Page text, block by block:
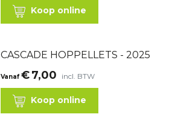
Koop online
CASCADE HOPPELLETS - 2025
Vanaf €7,00 incl. BTW
Koop online